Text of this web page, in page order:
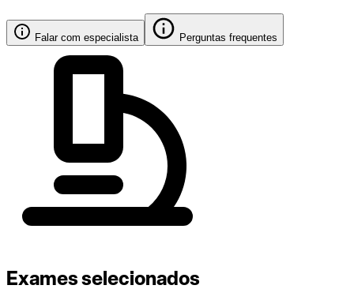
Falar com especialista Perguntas frequentes
Exames selecionados